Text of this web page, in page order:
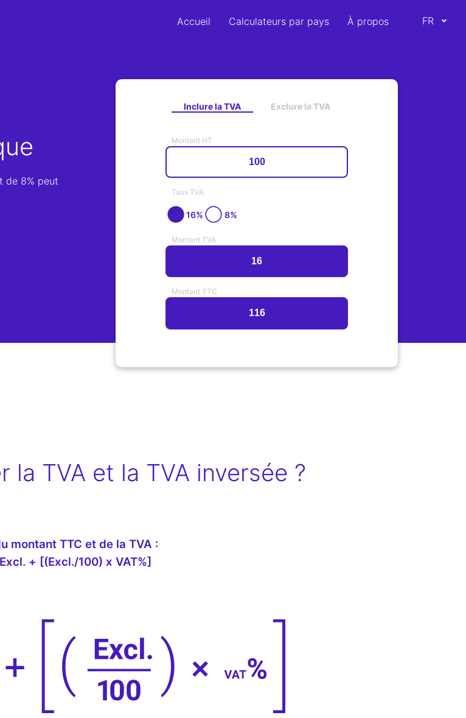
Accueil Calculateurs par pays À propos
de 8% peut
Inclure la TVA Exclure la TVA
Montant HT
Taux TVA
16% 8%
Montant TVA
Montant TTC
la TVA et la TVA inversée ?
montant TTC et de la TVA :
+ [(Excl./100) x VAT%]
FR